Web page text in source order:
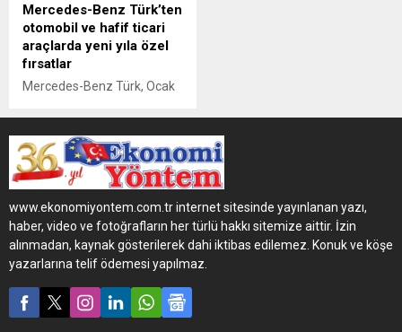
Mercedes-Benz Türk’ten
otomobil ve hafif ticari
araçlarda yeni yıla özel
fırsatlar
Mercedes-Benz Türk, Ocak
kampanya kapsamında
otomobil kampanyaları ve
hafif ticari araçlar için
hazırlanan özel
kampanyalar ile avantajlı
kredi ve kişiye özel ödeme
seçeneklerinden
yararlanmak mümkün.
www.ekonomiyontem.com.tr internet sitesinde yayınlanan yazı,
haber, video ve fotoğrafların her türlü hakkı sitemize aittir. İzin
alınmadan, kaynak gösterilerek dahi iktibas edilemez. Konuk ve köşe
yazarlarına telif ödemesi yapılmaz.